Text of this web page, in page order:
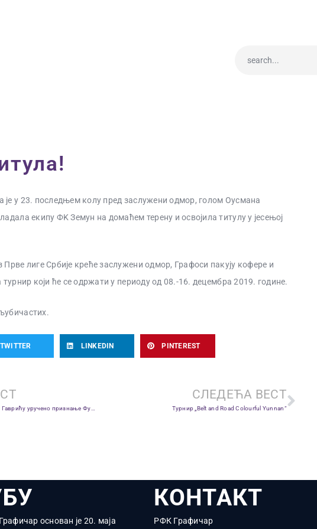
је у 23. последњем колу пред заслужени одмор, голом Оусмана
екипу ФK Земун на домаћем терену и освојила титулу у јесењој
лиге Србије креће заслужени одмор, Графоси пакују кофере и
турнир који ће се одржати у периоду од 08.-16. децембра 2019. године.
TWITTER LINKEDIN PINTEREST
СЛЕДЕЋА ВЕСТ
Турнир „Belt and Road Colourful Yunnan“
основан је 20. маја
КОНТАКТ
РФК Графичар